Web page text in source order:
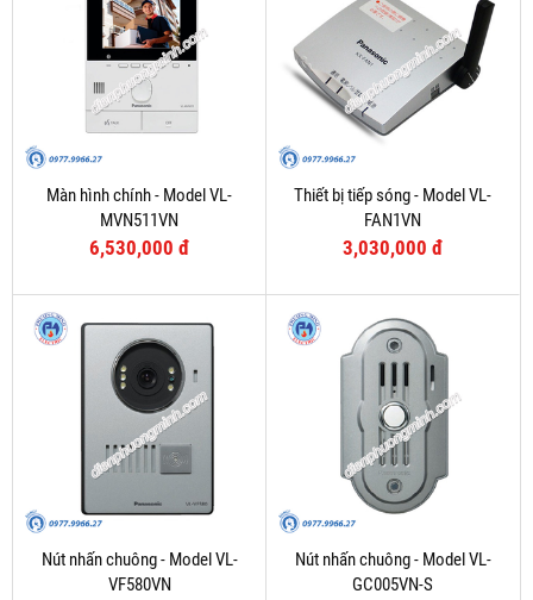
Màn hình chính - Model VL-
MVN511VN
6,530,000 đ
Thiết bị tiếp sóng - Model VL-
FAN1VN
3,030,000 đ
Nút nhấn chuông - Model VL-
VF580VN
Nút nhấn chuông - Model VL-
GC005VN-S